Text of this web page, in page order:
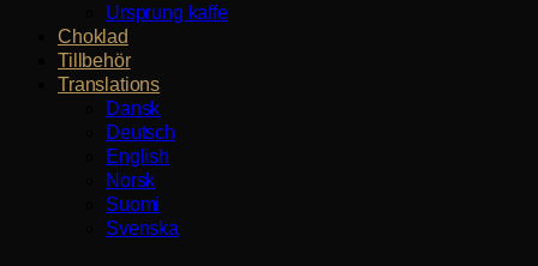
Ursprung kaffe
Choklad
Tillbehör
Translations
Dansk
Deutsch
English
Norsk
Suomi
Svenska